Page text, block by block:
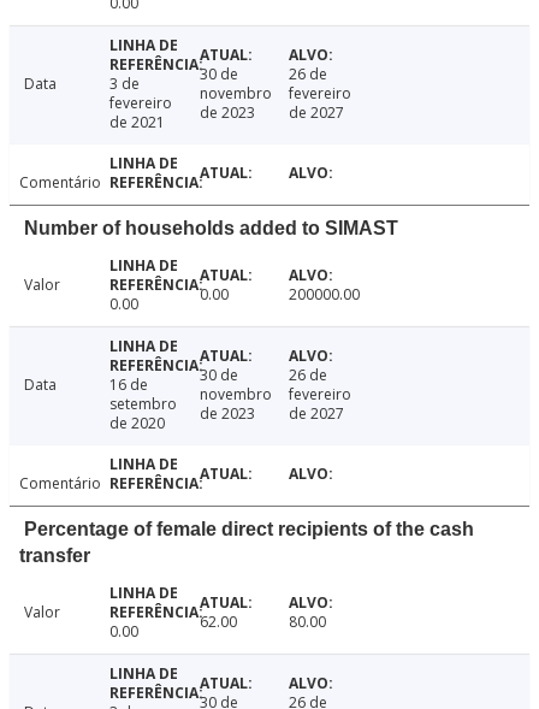
Data
3 de
fevereiro
de 2021
30 de
novembro
de 2023
26 de
fevereiro
de 2027
Comentário
Number of households added to SIMAST
Valor
0.00
0.00 200000.00
Data
16 de
setembro
de 2020
30 de
novembro
de 2023
26 de
fevereiro
de 2027
Comentário
Percentage of female direct recipients of the cash
transfer
Valor
0.00
62.00 80.00
30 de 26 de